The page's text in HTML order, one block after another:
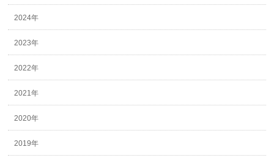
2024年
2023年
2022年
2021年
2020年
2019年